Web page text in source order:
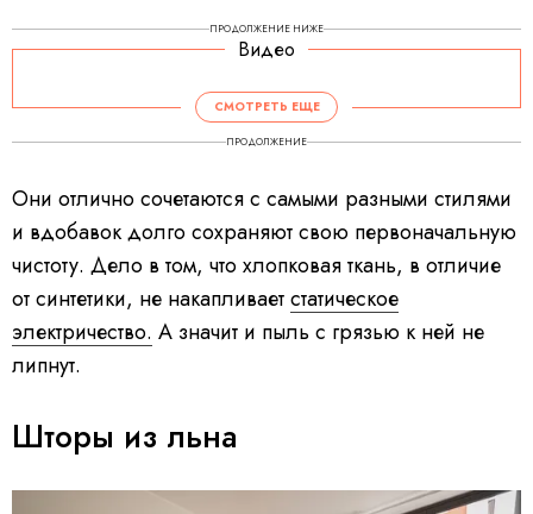
ПРОДОЛЖЕНИЕ НИЖЕ
Видео
СМОТРЕТЬ ЕЩЕ
ПРОДОЛЖЕНИЕ
Они отлично сочетаются с самыми разными стилями
и вдобавок долго сохраняют свою первоначальную
чистоту. Дело в том, что хлопковая ткань, в отличие
от синтетики, не накапливаетстатическое
электричество. А значит и пыль с грязью к ней не
липнут.
Шторы из льна